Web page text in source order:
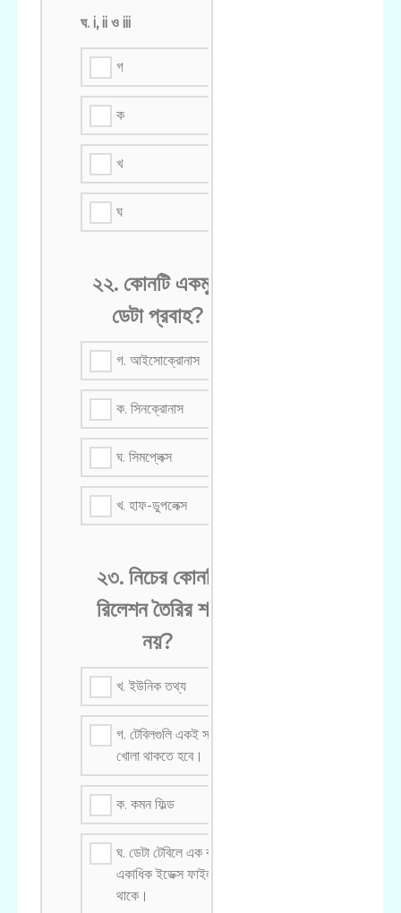
ঘ. i, ii ও iii
গ
ক
খ
ঘ
২২. কোনটি একমুখী
ডেটা প্রবাহ?
গ. আইসোক্রোনাস
ক. সিনক্রোনাস
ঘ. সিমপ্লেক্স
খ. হাফ-ডুপলেক্স
২৩. নিচের কোনটি
রিলেশন তৈরির শর্ত
নয়?
খ. ইউনিক তথ্য
গ. টেবিলগুলি একই সময়ে
খোলা থাকতে হবে।
ক. কমন ফিল্ড
ঘ. ডেটা টেবিলে এক বা
একাধিক ইডেক্স ফাইল
থাকে।